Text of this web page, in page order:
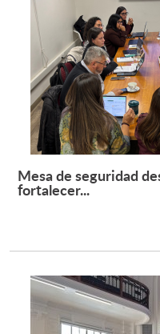
Mesa de seguridad
fortalecer...